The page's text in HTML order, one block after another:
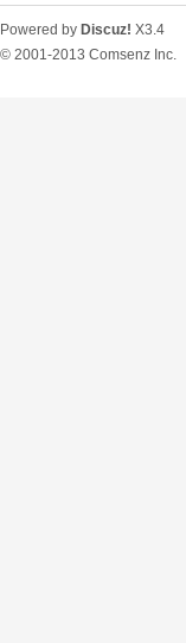
Powered by Discuz! X3.4
© 2001-2013 Comsenz Inc.